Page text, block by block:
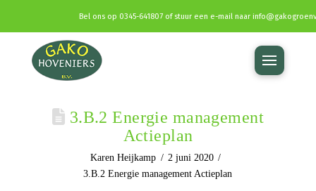
Bel ons op 0345-641807 of stuur een e-mail naar
3.B.2 Energie management
Actieplan
Karen Heijkamp
2 juni 2020
3.B.2 Energie management Actieplan